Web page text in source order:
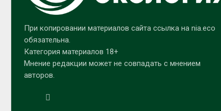
При копировании материалов сайта ссылка на nia.eco
обязательна.
Категория материалов 18+
Мнение редакции может не совпадать с мнением
авторов.